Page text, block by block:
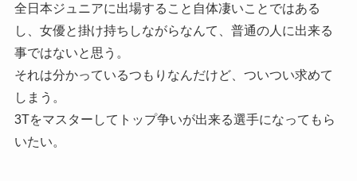
全日本ジュニアに出場すること自体凄いことではある
し、女優と掛け持ちしながらなんて、普通の人に出来る
事ではないと思う。
それは分かっているつもりなんだけど、ついつい求めて
しまう。
3Tをマスターしてトップ争いが出来る選手になってもら
いたい。